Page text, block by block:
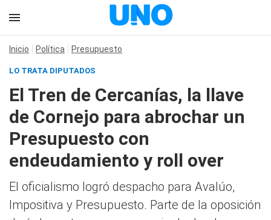
Inicio Política Presupuesto
LO TRATA DIPUTADOS
El Tren de Cercanías, la llave
de Cornejo para abrochar un
Presupuesto con
endeudamiento y roll over
El oficialismo logró despacho para Avalúo,
Impositiva y Presupuesto. Parte de la oposición